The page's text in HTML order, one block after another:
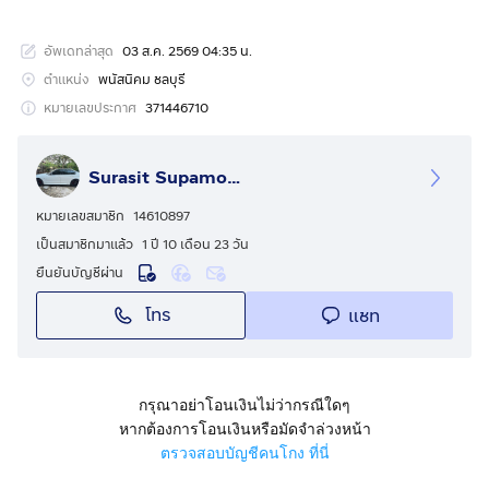
วัน
📌 รายละเอียดทรัพย์
* บ้านพักหลังใหญ่ สภาพพร้อมอยู่
* มีโรงจอดรถ / พื้นที่ใช้งานกว้าง
* สวนร่มรื่น ต้นไม้โตเต็มพื้นที่ ให้ความรู้สึกเหมือนรีสอร์ท
* ติดถนน เข้า-ออกสะดวก
* ใกล้ตลาดพนัสนิคม โรงเรียน และชุมชน
* น้ำไฟพร้อมใช้งาน
💡 เหมาะสำหรับ
☕ บ้านสวน / คาเฟ่ / โฮมสเตย์
🏢 รีสอร์ท / ที่พักเชิงท่องเที่ยว
📈 ซื้อเก็บลงทุนในทำเลกำลังเติบโต
อัพเดทล่าสุด 03 ส.ค. 2569 04:35 น.
ตำแหน่ง พนัสนิคม ชลบุรี
หมายเลขประกาศ 371446710
Surasit Supamongkol
หมายเลขสมาชิก 14610897
เป็นสมาชิกมาแล้ว 1 ปี 10 เดือน 23 วัน
ยืนยันบัญชีผ่าน
โทร แชท
กรุณาอย่าโอนเงินไม่ว่ากรณีใดๆ
หากต้องการโอนเงินหรือมัดจำล่วงหน้า
ตรวจสอบบัญชีคนโกง ที่นี่